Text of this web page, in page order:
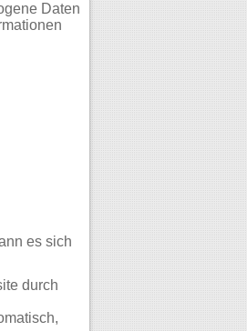
Daten
es sich
durch